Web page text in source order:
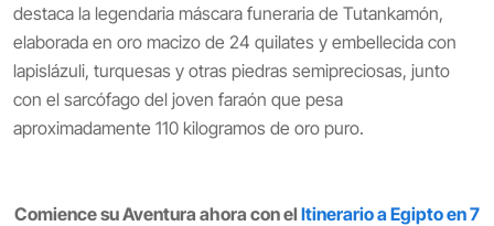
destaca la legendaria máscara funeraria de Tutankamón,
elaborada en oro macizo de 24 quilates y embellecida con
lapislázuli, turquesas y otras piedras semipreciosas, junto
con el sarcófago del joven faraón que pesa
aproximadamente 110 kilogramos de oro puro.
Comience su Aventura ahora con el Itinerario a Egipto en 7